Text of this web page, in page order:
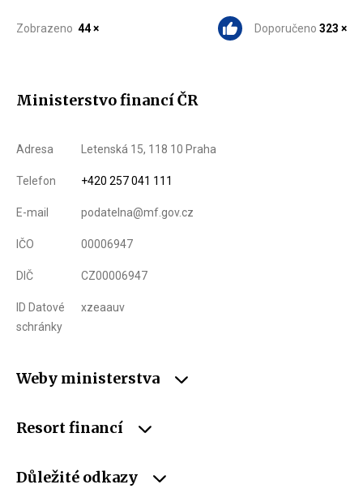
Zobrazeno 44 × Doporučeno 323 ×
Ministerstvo financí ČR
Adresa Letenská 15, 118 10 Praha
Telefon +420 257 041 111
E-mail podatelna@mf.gov.cz
IČO 00006947
DIČ CZ00006947
ID Datové
schránky
xzeaauv
Weby ministerstva
Resort financí
Důležité odkazy